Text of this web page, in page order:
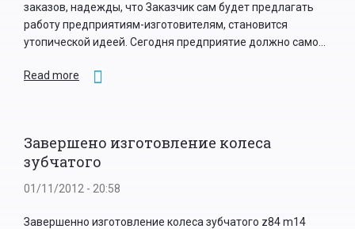
заказов, надежды, что Заказчик сам будет предлагать
работу предприятиям-изготовителям, становится
утопической идеей. Сегодня предприятие должно само...
Read more
Завершено изготовление колеса
зубчатого
01/11/2012 - 20:58
Завершенно изготовление колеса зубчатого z84 m14